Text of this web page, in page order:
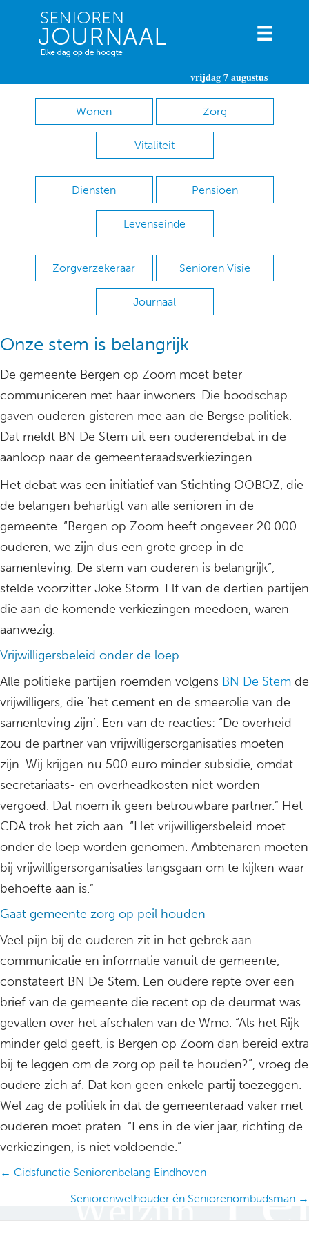
vrijdag 7 augustus
Wonen Zorg
Vitaliteit
Diensten Pensioen
Levenseinde
Zorgverzekeraar Senioren Visie
Journaal
Onze stem is belangrijk
De gemeente Bergen op Zoom moet beter
communiceren met haar inwoners. Die boodschap
gaven ouderen gisteren mee aan de Bergse politiek.
Dat meldt BN De Stem uit een ouderendebat in de
aanloop naar de gemeenteraadsverkiezingen.
Het debat was een initiatief van Stichting OOBOZ, die
de belangen behartigt van alle senioren in de
gemeente. “Bergen op Zoom heeft ongeveer 20.000
ouderen, we zijn dus een grote groep in de
samenleving. De stem van ouderen is belangrijk”,
stelde voorzitter Joke Storm. Elf van de dertien partijen
die aan de komende verkiezingen meedoen, waren
aanwezig.
Vrijwilligersbeleid onder de loep
Alle politieke partijen roemden volgens BN De Stem de
vrijwilligers, die ‘het cement en de smeerolie van de
samenleving zijn’. Een van de reacties: “De overheid
zou de partner van vrijwilligersorganisaties moeten
zijn. Wij krijgen nu 500 euro minder subsidie, omdat
secretariaats- en overheadkosten niet worden
vergoed. Dat noem ik geen betrouwbare partner.” Het
CDA trok het zich aan. “Het vrijwilligersbeleid moet
onder de loep worden genomen. Ambtenaren moeten
bij vrijwilligersorganisaties langsgaan om te kijken waar
behoefte aan is.”
Gaat gemeente zorg op peil houden
Veel pijn bij de ouderen zit in het gebrek aan
communicatie en informatie vanuit de gemeente,
constateert BN De Stem. Een oudere repte over een
brief van de gemeente die recent op de deurmat was
gevallen over het afschalen van de Wmo. “Als het Rijk
minder geld geeft, is Bergen op Zoom dan bereid extra
bij te leggen om de zorg op peil te houden?”, vroeg de
oudere zich af. Dat kon geen enkele partij toezeggen.
Wel zag de politiek in dat de gemeenteraad vaker met
ouderen moet praten. “Eens in de vier jaar, richting de
verkiezingen, is niet voldoende.”
Posts
navigation
← Gidsfunctie Seniorenbelang Eindhoven
Seniorenwethouder én Seniorenombudsman →